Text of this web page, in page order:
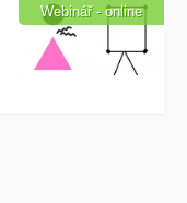
Webinář - online